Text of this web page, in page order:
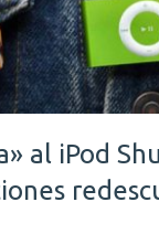
al iPod